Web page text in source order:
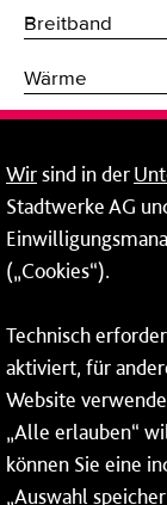
Breitband
Wärme
Erneuerbare
Netze
Rheinallee 41
55118 Mainz
Tel.:06131 - 12
Fax: 06131 - 12
Wirsind in der
Stadtwerke AG
(„Cookies“).
Technisch
aktiviert, für
Website
„Alle erlauben“
können Sie eine
„Auswahl